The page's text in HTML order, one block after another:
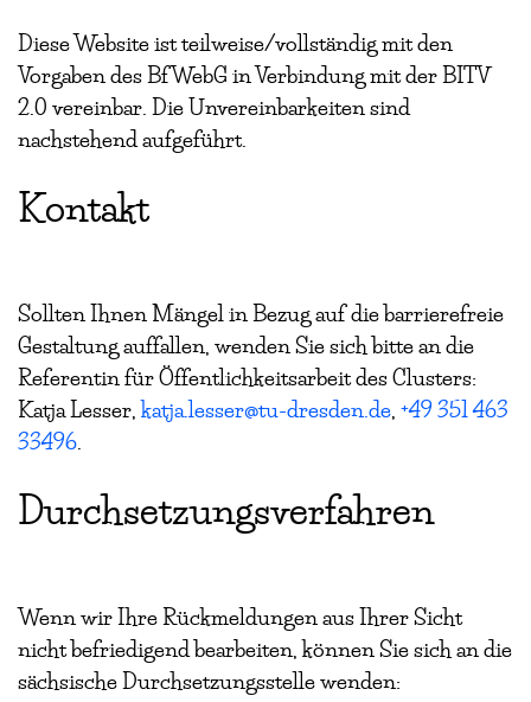
Diese Website ist teilweise/vollständig mit den
Vorgaben des BfWebG in Verbindung mit der BITV
2.0 vereinbar. Die Unvereinbarkeiten sind
nachstehend aufgeführt.
Kontakt
Sollten Ihnen Mängel in Bezug auf die barrierefreie
Gestaltung auffallen, wenden Sie sich bitte an die
Referentin für Öffentlichkeitsarbeit des Clusters:
Katja Lesser, katja.lesser@tu-dresden.de, +49 351 463
33496.
Durchsetzungsverfahren
Wenn wir Ihre Rückmeldungen aus Ihrer Sicht
nicht befriedigend bearbeiten, können Sie sich an die
sächsische Durchsetzungsstelle wenden: